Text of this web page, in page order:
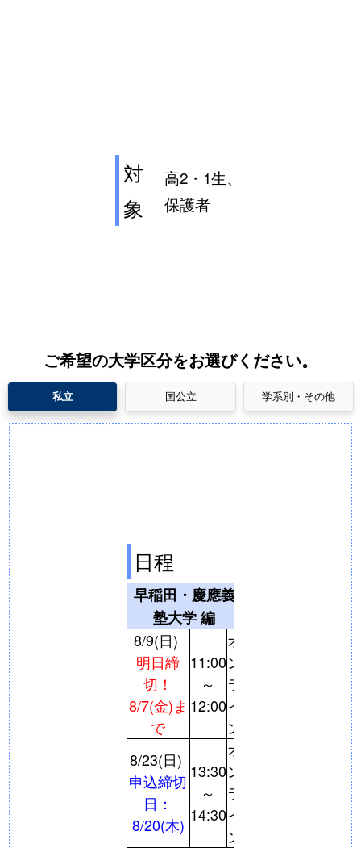
対
象
高2・1生、
保護者
ご希望の大学区分をお選びください。
私立 国公立 学系別・その他
日程
早稲田・慶應義
塾大学 編
8/9(日)
明日締
切！
8/7(金)ま
で
11:00
～
12:00
オ
ン
ラ
イ
ン
8/23(日)
申込締切
日：
8/20(木)
13:30
～
14:30
オ
ン
ラ
イ
ン